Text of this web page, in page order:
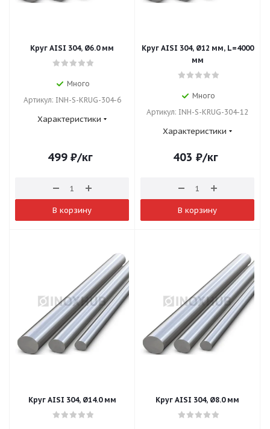
Круг AISI 304, Ø6.0 мм
Много
Артикул: INH-S-KRUG-304-6
Характеристики
499₽/кг
В корзину
Круг AISI 304, Ø12 мм, L=4000
мм
Много
Артикул: INH-S-KRUG-304-12
Характеристики
403 ₽/кг
В корзину
Круг AISI 304, Ø14.0 мм Круг AISI 304, Ø8.0 мм